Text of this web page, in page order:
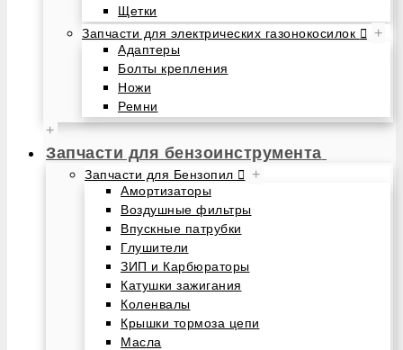
Щетки
Запчасти для электрических газонокосилок
+
Адаптеры
Болты крепления
Ножи
Ремни
+
Запчасти для бензоинструмента
Запчасти для Бензопил +
Амортизаторы
Воздушные фильтры
Впускные патрубки
Глушители
ЗИП и Карбюраторы
Катушки зажигания
Коленвалы
Крышки тормоза цепи
Масла